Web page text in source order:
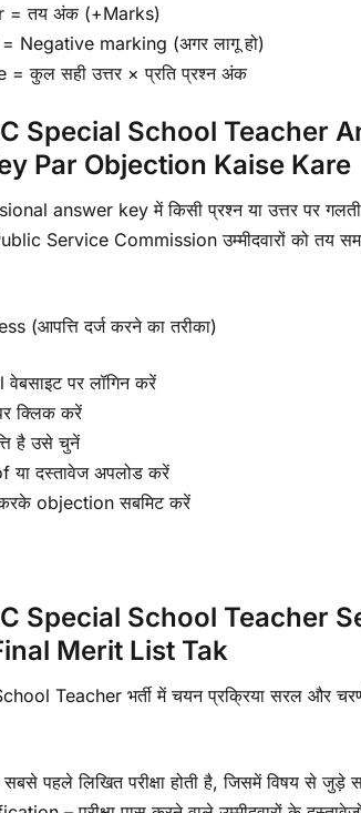
= तय अंक (+Marks)
Negative marking (अगर लागू हो)
कुल सही उत्तर × प्रति प्रश्न अंक
Special School Teacher
Par Objection Kaise Kare
answer key में किसी प्रश्न या उत्तर पर
Service Commission उम्मीदवारों को तय
(आपत्ति दर्ज करने का तरीका)
पर लॉगिन करें
क्लिक करें
है उसे चुनें
या दस्तावेज अपलोड करें
करके objection सबमिट करें
Special School Teacher
Merit List Tak
Teacher भर्ती में चयन प्रक्रिया सरल और चरणों
पहले लिखित परीक्षा होती है, जिसमें विषय से जुड़े